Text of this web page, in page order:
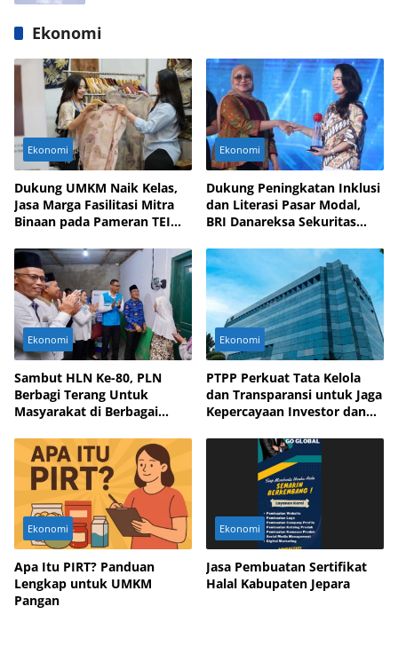
Ekonomi
Ekonomi
Dukung UMKM Naik Kelas,
Jasa Marga Fasilitasi Mitra
Binaan pada Pameran TEI
Ekonomi
Dukung Peningkatan Inklusi
dan Literasi Pasar Modal,
BRI Danareksa Sekuritas
Ekonomi
Sambut HLN Ke-80, PLN
Berbagi Terang Untuk
Masyarakat di Berbagai
Ekonomi
PTPP Perkuat Tata Kelola
dan Transparansi untuk Jaga
Kepercayaan Investor dan
Ekonomi
Apa Itu PIRT? Panduan
Lengkap untuk UMKM
Pangan
Ekonomi
Jasa Pembuatan Sertifikat
Halal Kabupaten Jepara